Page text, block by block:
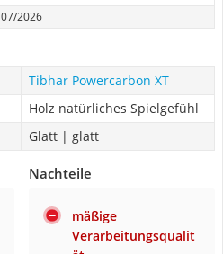
07/2026
Tibhar Powercarbon XT
Holz natürliches Spielgefühl
Glatt | glatt
Nachteile
mäßige
Verarbeitungsqualit